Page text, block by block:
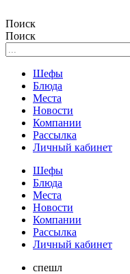
Поиск
Поиск
Шефы
Блюда
Места
Новости
Компании
Рассылка
Личный кабинет
Шефы
Блюда
Места
Новости
Компании
Рассылка
Личный кабинет
спешл